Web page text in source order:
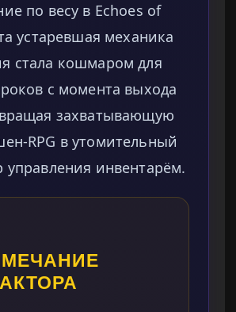
по весу в Echoes of
устаревшая механика
стала кошмаром для
с момента выхода
захватывающую
RPG в утомительный
управления инвентарём.